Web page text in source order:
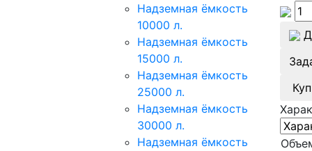
Надземная ёмкость
10000 л.
Надземная ёмкость
15000 л.
Надземная ёмкость
25000 л.
Надземная ёмкость
30000 л.
Надземная ёмкость